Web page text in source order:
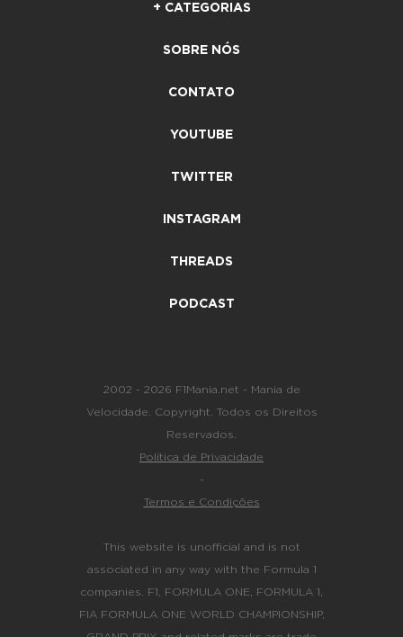
+ CATEGORIAS
SOBRE NÓS
CONTATO
YOUTUBE
TWITTER
INSTAGRAM
THREADS
PODCAST
2002 - 2026 F1Mania.net - Mania de
Velocidade. Copyright. Todos os Direitos
Reservados.
Política de Privacidade
-
Termos e Condições
This website is unofficial and is not
associated in any way with the Formula 1
companies. F1, FORMULA ONE, FORMULA 1,
FIA FORMULA ONE WORLD CHAMPIONSHIP,